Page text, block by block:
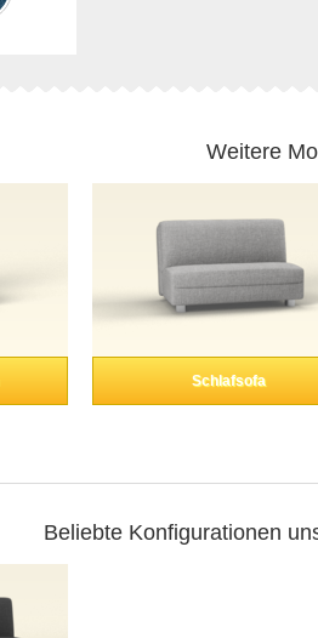
Weitere
Schlafsofa
Beliebte Konfigurationen